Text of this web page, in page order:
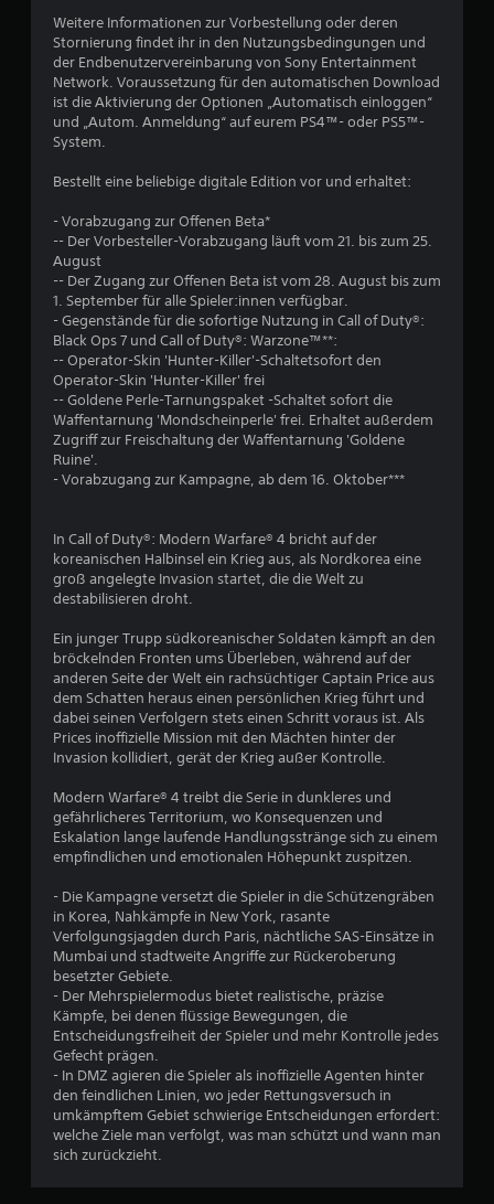
Weitere Informationen zur Vorbestellung oder deren
Stornierung findet ihr in den Nutzungsbedingungen und
der Endbenutzervereinbarung von Sony Entertainment
Network. Voraussetzung für den automatischen Download
ist die Aktivierung der Optionen „Automatisch einloggen“
und „Autom. Anmeldung“ auf eurem PS4™- oder PS5™-
System.
Bestellt eine beliebige digitale Edition vor und erhaltet:
- Vorabzugang zur Offenen Beta*
-- Der Vorbesteller-Vorabzugang läuft vom 21. bis zum 25.
August
-- Der Zugang zur Offenen Beta ist vom 28. August bis zum
1. September für alle Spieler:innen verfügbar.
- Gegenstände für die sofortige Nutzung in Call of Duty®:
Black Ops 7 und Call of Duty®: Warzone™**:
-- Operator-Skin 'Hunter-Killer'-Schaltetsofort den
Operator-Skin 'Hunter-Killer' frei
-- Goldene Perle-Tarnungspaket -Schaltet sofort die
Waffentarnung 'Mondscheinperle' frei. Erhaltet außerdem
Zugriff zur Freischaltung der Waffentarnung 'Goldene
Ruine'.
- Vorabzugang zur Kampagne, ab dem 16. Oktober***
In Call of Duty®: Modern Warfare® 4 bricht auf der
koreanischen Halbinsel ein Krieg aus, als Nordkorea eine
groß angelegte Invasion startet, die die Welt zu
destabilisieren droht.
Ein junger Trupp südkoreanischer Soldaten kämpft an den
bröckelnden Fronten ums Überleben, während auf der
anderen Seite der Welt ein rachsüchtiger Captain Price aus
dem Schatten heraus einen persönlichen Krieg führt und
dabei seinen Verfolgern stets einen Schritt voraus ist. Als
Prices inoffizielle Mission mit den Mächten hinter der
Invasion kollidiert, gerät der Krieg außer Kontrolle.
Modern Warfare® 4 treibt die Serie in dunkleres und
gefährlicheres Territorium, wo Konsequenzen und
Eskalation lange laufende Handlungsstränge sich zu einem
empfindlichen und emotionalen Höhepunkt zuspitzen.
- Die Kampagne versetzt die Spieler in die Schützengräben
in Korea, Nahkämpfe in New York, rasante
Verfolgungsjagden durch Paris, nächtliche SAS-Einsätze in
Mumbai und stadtweite Angriffe zur Rückeroberung
besetzter Gebiete.
- Der Mehrspielermodus bietet realistische, präzise
Kämpfe, bei denen flüssige Bewegungen, die
Entscheidungsfreiheit der Spieler und mehr Kontrolle jedes
Gefecht prägen.
- In DMZ agieren die Spieler als inoffizielle Agenten hinter
den feindlichen Linien, wo jeder Rettungsversuch in
umkämpftem Gebiet schwierige Entscheidungen erfordert:
welche Ziele man verfolgt, was man schützt und wann man
sich zurückzieht.